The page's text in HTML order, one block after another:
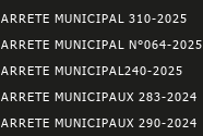
ARRETE MUNICIPAL 310-2025
ARRETE MUNICIPAL N°064-2025
ARRETE MUNICIPAL240-2025
ARRETE MUNICIPAUX 283-2024
ARRETE MUNICIPAUX 290-2024